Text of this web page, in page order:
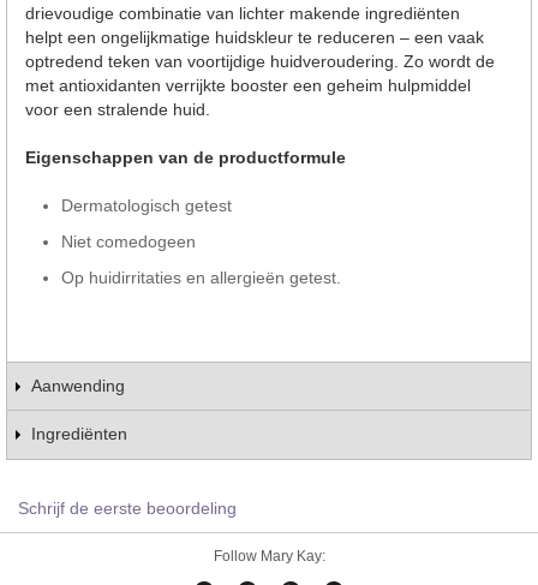
drievoudige combinatie van lichter makende ingrediënten
helpt een ongelijkmatige huidskleur te reduceren – een vaak
optredend teken van voortijdige huidveroudering. Zo wordt de
met antioxidanten verrijkte booster een geheim hulpmiddel
voor een stralende huid.
Eigenschappen van de productformule
Dermatologisch getest
Niet comedogeen
Op huidirritaties en allergieën getest.
Aanwending
Ingrediënten
Schrijf de eerste beoordeling
Follow Mary Kay: